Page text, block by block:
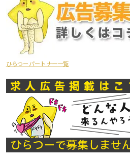
ひらつーパートナー一覧